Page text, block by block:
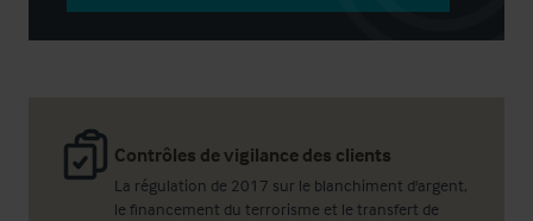
Contrôles de vigilance des clients
La régulation de 2017 sur le blanchiment d'argent,
le financement du terrorisme et le transfert de